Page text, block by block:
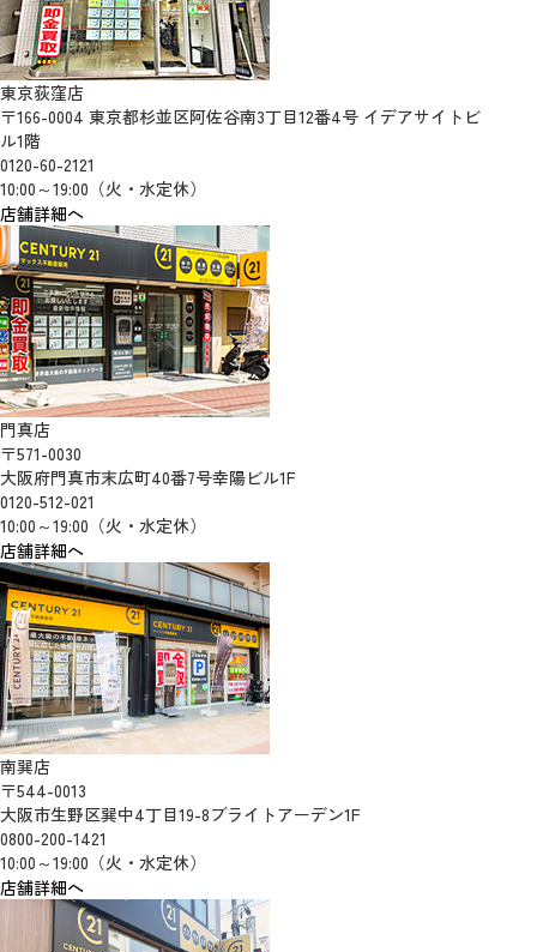
東京荻窪店
〒166-0004 東京都杉並区阿佐谷南3丁目12番4号 イデアサイトビ
ル1階
0120-60-2121
10:00～19:00（火・水定休）
店舗詳細へ
門真店
〒571-0030
大阪府門真市末広町40番7号幸陽ビル1F
0120-512-021
10:00～19:00（火・水定休）
店舗詳細へ
南巽店
〒544-0013
大阪市生野区巽中4丁目19-8ブライトアーデン1F
0800-200-1421
10:00～19:00（火・水定休）
店舗詳細へ